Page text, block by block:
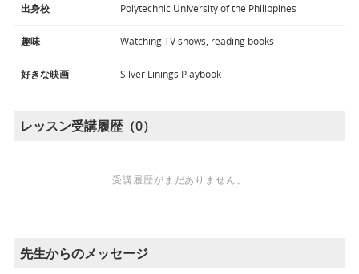
出身校 Polytechnic University of the Philippines
趣味 Watching TV shows, reading books
好きな映画 Silver Linings Playbook
レッスン受講履歴（0）
受講履歴がまだありません。
先生からのメッセージ